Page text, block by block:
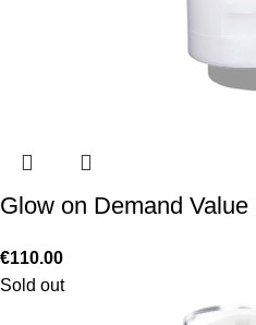
Glow on Demand Value
€110.00
Sold out